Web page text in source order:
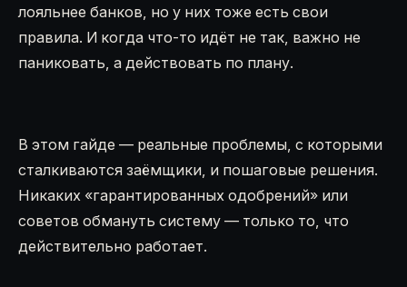
лояльнее банков, но у них тоже есть свои
правила. И когда что-то идёт не так, важно не
паниковать, а действовать по плану.
В этом гайде — реальные проблемы, с которыми
сталкиваются заёмщики, и пошаговые решения.
Никаких «гарантированных одобрений» или
советов обмануть систему — только то, что
действительно работает.